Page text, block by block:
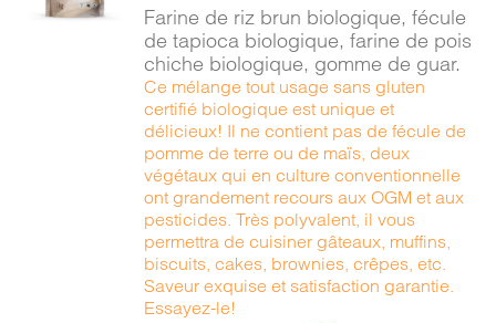
DÉTAILS
Farine de riz brun biologique, fécule
de tapioca biologique, farine de pois
chiche biologique, gomme de guar.
Ce mélange tout usage sans gluten
certifié biologique est unique et
délicieux! Il ne contient pas de fécule de
pomme de terre ou de maïs, deux
végétaux qui en culture conventionnelle
ont grandement recours aux OGM et aux
pesticides. Très polyvalent, il vous
permettra de cuisiner gâteaux, muffins,
biscuits, cakes, brownies, crêpes, etc.
Saveur exquise et satisfaction garantie.
Essayez-le!